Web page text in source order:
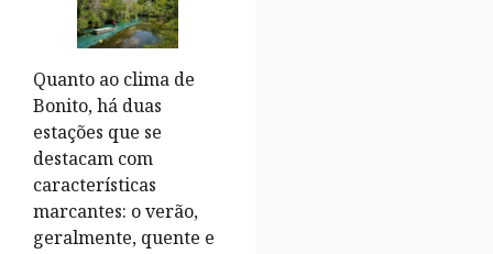
Quanto ao clima de
Bonito, há duas
estações que se
destacam com
características
marcantes: o verão,
geralmente, quente e